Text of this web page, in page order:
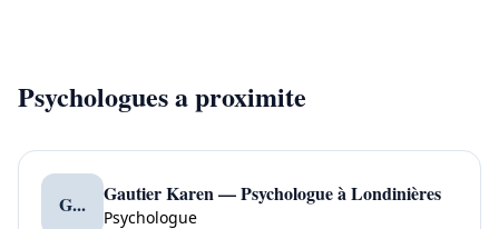
Psychologues a proximite
G... Gautier Karen — Psychologue à Londinières
Psychologue